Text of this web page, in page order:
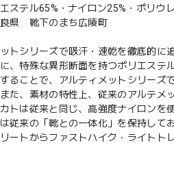
ステル65%・ナイロン25%・ポリウ
県 靴下のまち広陵町
トシリーズで吸汗・速乾を徹底的に
、特殊な異形断面を持つポリエステ
ることで、アルティメットシリーズ
た、素材の特性上、従来のアルテメ
トは従来と同じ、高強度ナイロンを
従来の「靴との一体化」を保持して
ートからファストハイク・ライトト